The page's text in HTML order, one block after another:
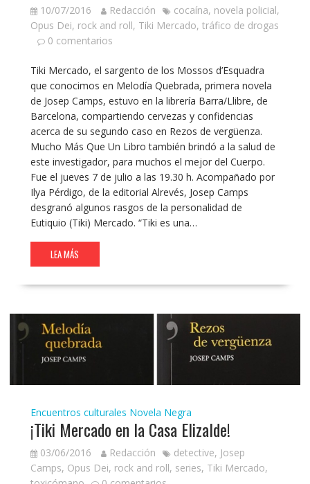
10/07/2016 Redacción cocaína, novela policial,
Opus Dei, rock and roll, Tiki Mercado, tráfico de drogas
0 comentarios
Tiki Mercado, el sargento de los Mossos d’Esquadra
que conocimos en Melodía Quebrada, primera novela
de Josep Camps, estuvo en la librería Barra/Llibre, de
Barcelona, compartiendo cervezas y confidencias
acerca de su segundo caso en Rezos de vergüenza.
Mucho Más Que Un Libro también brindó a la salud de
este investigador, para muchos el mejor del Cuerpo.
Fue el jueves 7 de julio a las 19.30 h. Acompañado por
Ilya Pérdigo, de la editorial Alrevés, Josep Camps
desgranó algunos rasgos de la personalidad de
Eutiquio (Tiki) Mercado. “Tiki es una…
LEA MÁS
Encuentros culturales Novela Negra
¡Tiki Mercado en la Casa Elizalde!
03/06/2016 Redacción detective, Josep
Camps, Opus Dei, rock and roll, series, Tiki Mercado,